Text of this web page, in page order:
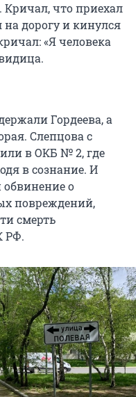
Кричал, что приехал
дорогу и кинулся
«Я человека
Гордеева, а
Слепцова с
в ОКБ № 2, где
в сознание. И
обвинение о
повреждений,
смерть
РФ.